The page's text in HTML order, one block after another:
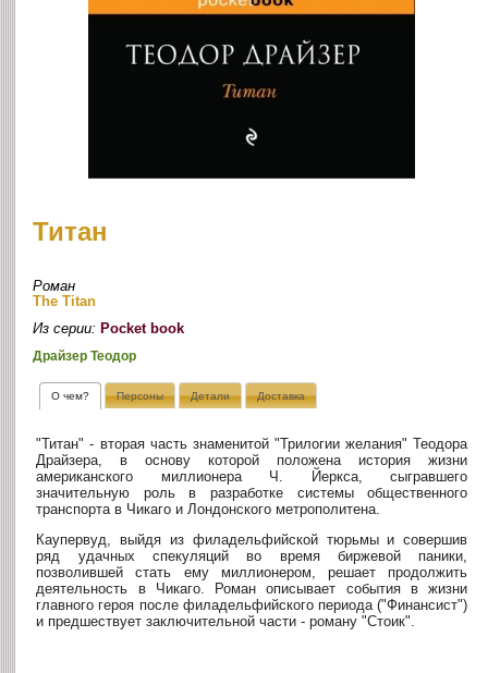
Титан
Роман
The Titan
Из серии: Pocket book
Драйзер Теодор
О чем? Персоны Детали Доставка
"Титан" - вторая часть знаменитой "Трилогии желания" Теодора
Драйзера, в основу которой положена история жизни
американского миллионера Ч. Йеркса, сыгравшего
значительную роль в разработке системы общественного
транспорта в Чикаго и Лондонского метрополитена.
Каупервуд, выйдя из филадельфийской тюрьмы и совершив
ряд удачных спекуляций во время биржевой паники,
позволившей стать ему миллионером, решает продолжить
деятельность в Чикаго. Роман описывает события в жизни
главного героя после филадельфийского периода ("Финансист")
и предшествует заключительной части - роману "Стоик".